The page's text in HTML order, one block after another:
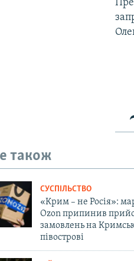
також
СУСПІЛЬСТВО
«Крим – не Росія»:
Ozon припинив
замовлень на
півострові